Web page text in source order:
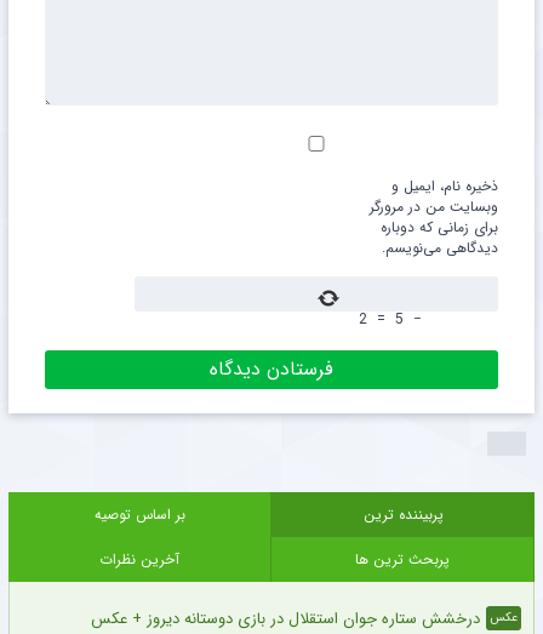
ذخیره نام، ایمیل و
وبسایت من در مرورگر
برای زمانی که دوباره
دیدگاهی می‌نویسم.
−
5
=
2
پربیننده ترین
بر اساس توصیه
پربحث ترین ها
آخرین نظرات
عکس درخشش ستاره جوان استقلال در بازی دوستانه دیروز + عکس